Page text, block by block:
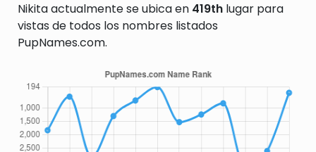
Nikita actualmente se ubica en 419th lugar para
vistas de todos los nombres listados
PupNames.com.